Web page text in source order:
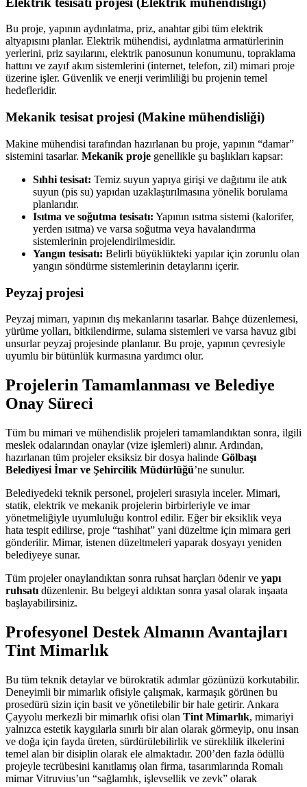
Bu proje, yapının aydınlatma, priz, anahtar gibi tüm elektrik
altyapısını planlar. Elektrik mühendisi, aydınlatma armatürlerinin
yerlerini, priz sayılarını, elektrik panosunun konumunu, topraklama
hattını ve zayıf akım sistemlerini (internet, telefon, zil) mimari proje
üzerine işler. Güvenlik ve enerji verimliliği bu projenin temel
hedefleridir.
Mekanik tesisat projesi (Makine mühendisliği)
Makine mühendisi tarafından hazırlanan bu proje, yapının “damar”
sistemini tasarlar. Mekanik proje genellikle şu başlıkları kapsar:
Sıhhi tesisat: Temiz suyun yapıya girişi ve dağıtımı ile atık
suyun (pis su) yapıdan uzaklaştırılmasına yönelik borulama
planlarıdır.
Isıtma ve soğutma tesisatı: Yapının ısıtma sistemi (kalorifer,
yerden ısıtma) ve varsa soğutma veya havalandırma
sistemlerinin projelendirilmesidir.
Yangın tesisatı: Belirli büyüklükteki yapılar için zorunlu olan
yangın söndürme sistemlerinin detaylarını içerir.
Peyzaj projesi
Peyzaj mimarı, yapının dış mekanlarını tasarlar. Bahçe düzenlemesi,
yürüme yolları, bitkilendirme, sulama sistemleri ve varsa havuz gibi
unsurlar peyzaj projesinde planlanır. Bu proje, yapının çevresiyle
uyumlu bir bütünlük kurmasına yardımcı olur.
Projelerin Tamamlanması ve Belediye
Onay Süreci
Tüm bu mimari ve mühendislik projeleri tamamlandıktan sonra, ilgili
meslek odalarından onaylar (vize işlemleri) alınır. Ardından,
hazırlanan tüm projeler eksiksiz bir dosya halinde Gölbaşı
Belediyesi İmar ve Şehircilik Müdürlüğü’ne sunulur.
Belediyedeki teknik personel, projeleri sırasıyla inceler. Mimari,
statik, elektrik ve mekanik projelerin birbirleriyle ve imar
yönetmeliğiyle uyumluluğu kontrol edilir. Eğer bir eksiklik veya
hata tespit edilirse, proje “tashihat” yani düzeltme için mimara geri
gönderilir. Mimar, istenen düzeltmeleri yaparak dosyayı yeniden
belediyeye sunar.
Tüm projeler onaylandıktan sonra ruhsat harçları ödenir ve yapı
ruhsatı düzenlenir. Bu belgeyi aldıktan sonra yasal olarak inşaata
başlayabilirsiniz.
Profesyonel Destek Almanın Avantajları
Tint Mimarlık
Bu tüm teknik detaylar ve bürokratik adımlar gözünüzü korkutabilir.
Deneyimli bir mimarlık ofisiyle çalışmak, karmaşık görünen bu
prosedürü sizin için basit ve yönetilebilir bir hale getirir. Ankara
Çayyolu merkezli bir mimarlık ofisi olan Tint Mimarlık, mimariyi
yalnızca estetik kaygılarla sınırlı bir alan olarak görmeyip, onu insan
ve doğa için fayda üreten, sürdürülebilirlik ve süreklilik ilkelerini
temel alan bir disiplin olarak ele almaktadır. 200’den fazla ödüllü
projeyle tecrübesini kanıtlamış olan firma, tasarımlarında Romalı
mimar Vitruvius’un “sağlamlık, işlevsellik ve zevk” olarak